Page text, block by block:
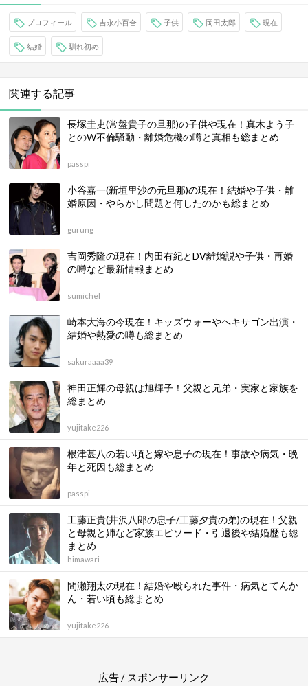
プロフィール 吉永小百合 子供 岡田太郎 現在
結婚 馴れ初め
関連する記事
長塚圭史(常盤貴子の旦那)の子供や現在！真木よう子
とのW不倫騒動・離婚危機の噂と真相も総まとめ
passpi
小谷嘉一(新垣里沙の元旦那)の現在！結婚や子供・離
婚原因・やらかし問題と何したのかも総まとめ
gurung
吉岡秀隆の現在！内田有紀とDV離婚説や子供・再婚
の噂など最新情報まとめ
sumichel
崎本大海の今現在！キッズウォーやヘキサゴン出演・
結婚や熱愛の噂も総まとめ
sakuraaaa39
神田正輝の母親は旭輝子！父親と兄弟・実家と家族を
総まとめ
yujitake226
根津甚八の若い頃と嫁や息子の現在！事故や病気・晩
年と死因も総まとめ
passpi
工藤正貴(井沢八郎の息子/工藤夕貴の弟)の現在！父親
と母親と姉など家族エピソード・引退後や結婚歴も総
まとめ
himawari
間瀬翔太の現在！結婚や殴られた事件・病気とてんか
ん・若い頃も総まとめ
yujitake226
広告 / スポンサーリンク